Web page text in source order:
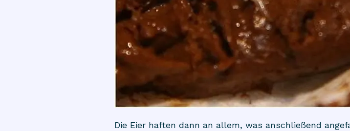
Die Eier haften dann an allem, was anschließend